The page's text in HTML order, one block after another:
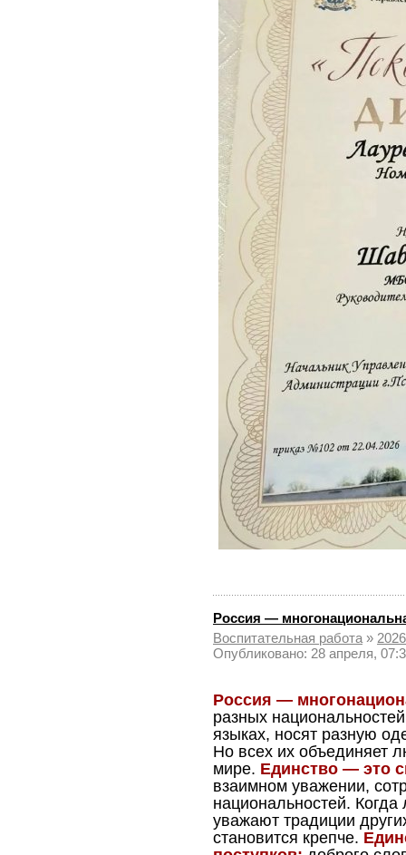
Россия —
Воспитательная работа »
Опубликовано: 28 апреля,
Россия —
разных
языках, носят разную
Но всех их объединяет
мире. Единство — это
взаимном уважении,
национальностей.
уважают традиции
становится крепче.